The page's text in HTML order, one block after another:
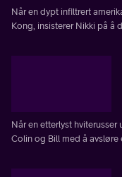
Når en dypt infiltrert
Kong, insisterer Nikki på å
Når en etterlyst
Colin og Bill med å avsløre